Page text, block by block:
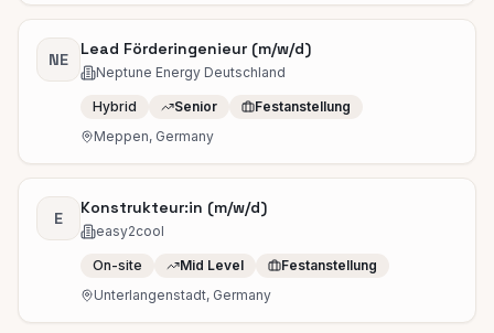
NE
Lead Förderingenieur (m/w/d)
Neptune Energy Deutschland
Hybrid Senior
Festanstellung
Meppen, Germany
E
Konstrukteur:in (m/w/d)
easy2cool
On-site Mid Level
Festanstellung
Unterlangenstadt, Germany